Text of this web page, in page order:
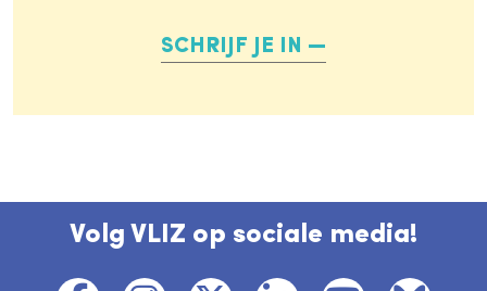
SCHRIJF JE IN
Volg VLIZ op sociale media!